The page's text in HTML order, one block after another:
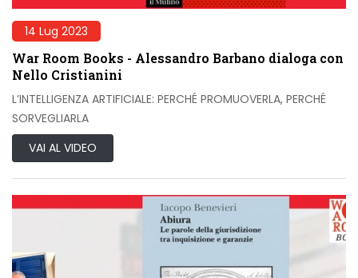
14 Lug 2023
War Room Books - Alessandro Barbano dialoga con
Nello Cristianini
L’INTELLIGENZA ARTIFICIALE: PERCHÉ PROMUOVERLA, PERCHÉ
SORVEGLIARLA
VAI AL VIDEO